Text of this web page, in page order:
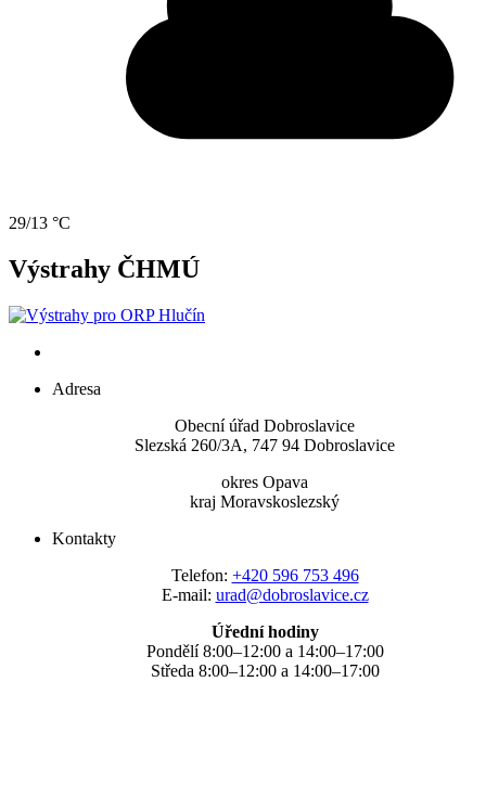
29/13 °C
Výstrahy ČHMÚ
Adresa
Obecní úřad Dobroslavice
Slezská 260/3A, 747 94 Dobroslavice
okres Opava
kraj Moravskoslezský
Kontakty
Telefon: +420 596 753 496
E-mail: urad@dobroslavice.cz
Úřední hodiny
Pondělí 8:00–12:00 a 14:00–17:00
Středa 8:00–12:00 a 14:00–17:00